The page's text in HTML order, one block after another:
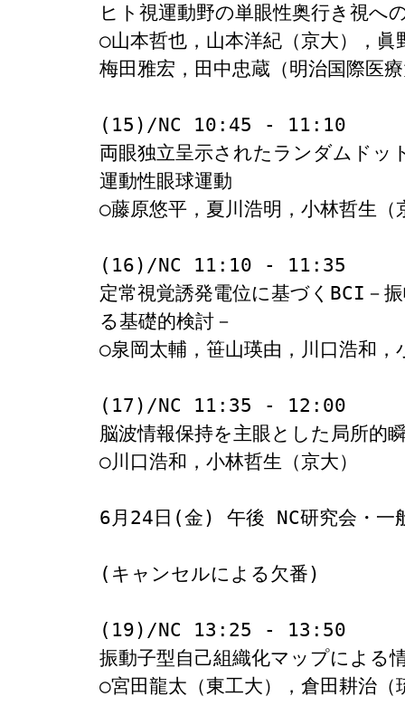
ヒト視運動野の単眼性奥行き視へ
○山本哲也，山本洋紀（京大），
梅田雅宏，田中忠蔵（明治国際医
(15)/NC 10:45 - 11:10
両眼独立呈示されたランダムドッ
運動性眼球運動
○藤原悠平，夏川浩明，小林哲生（
(16)/NC 11:10 - 11:35
定常視覚誘発電位に基づくBCI－
る基礎的検討－
○泉岡太輔，笹山瑛由，川口浩和，
(17)/NC 11:35 - 12:00
脳波情報保持を主眼とした局所的
○川口浩和，小林哲生（京大）
6月24日(金) 午後 NC研究会・一
(キャンセルによる欠番)
(19)/NC 13:25 - 13:50
振動子型自己組織化マップによる
○宮田龍太（東工大），倉田耕治（